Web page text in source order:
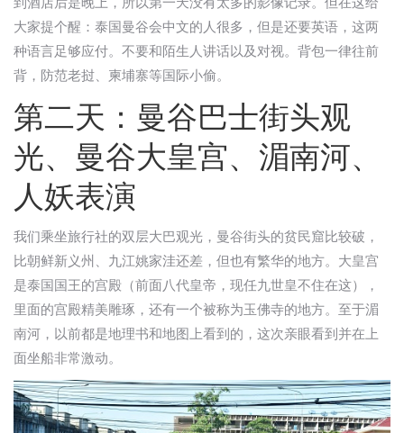
大家提个醒：泰国曼谷会中文的人很多，但是还要英语，这两
种语言足够应付。不要和陌生人讲话以及对视。背包一律往前
背，防范老挝、柬埔寨等国际小偷。
第二天：曼谷巴士街头观
光、曼谷大皇宫、湄南河、
人妖表演
我们乘坐旅行社的双层大巴观光，曼谷街头的贫民窟比较破，
比朝鲜新义州、九江姚家洼还差，但也有繁华的地方。大皇宫
是泰国国王的宫殿（前面八代皇帝，现任九世皇不住在这），
里面的宫殿精美雕琢，还有一个被称为玉佛寺的地方。至于湄
南河，以前都是地理书和地图上看到的，这次亲眼看到并在上
面坐船非常激动。